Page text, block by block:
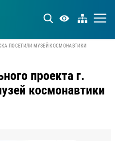
ПОСЕТИЛИ МУЗЕЙ КОСМОНАВТИКИ
проекта г.
космонавтики